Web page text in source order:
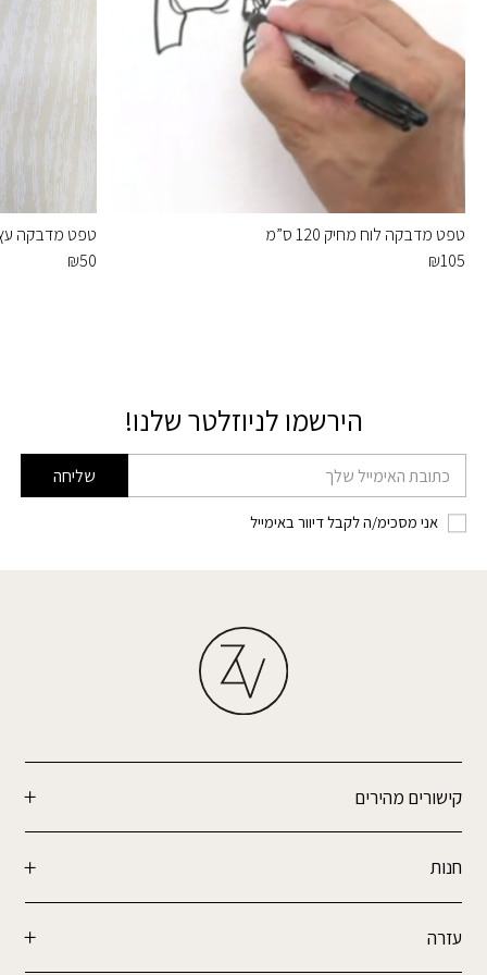
טפט מדבקה לוח מחיק 120 ס”מ
₪105
טפט מדבקה
₪50
הירשמו לניוזלטר שלנו!
דוא׳׳ל שליחה
אני מסכימ/ה לקבל דיוור באימייל
קישורים מהירים
חנות
עזרה